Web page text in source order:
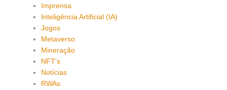
Imprensa
Inteligência Artificial (IA)
Jogos
Metaverso
Mineração
NFT's
Notícias
RWAs